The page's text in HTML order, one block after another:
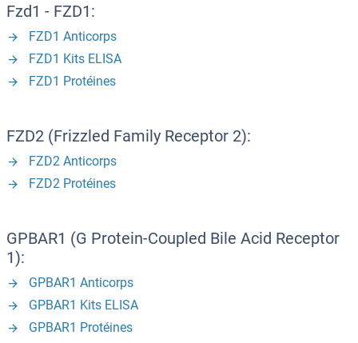
Fzd1 - FZD1:
FZD1 Anticorps
FZD1 Kits ELISA
FZD1 Protéines
FZD2 (Frizzled Family Receptor 2):
FZD2 Anticorps
FZD2 Protéines
GPBAR1 (G Protein-Coupled Bile Acid Receptor
1):
GPBAR1 Anticorps
GPBAR1 Kits ELISA
GPBAR1 Protéines